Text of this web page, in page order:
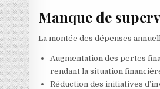
Manque de
La montée des dépenses
Augmentation des pertes
rendant la situation
Réduction des initiatives